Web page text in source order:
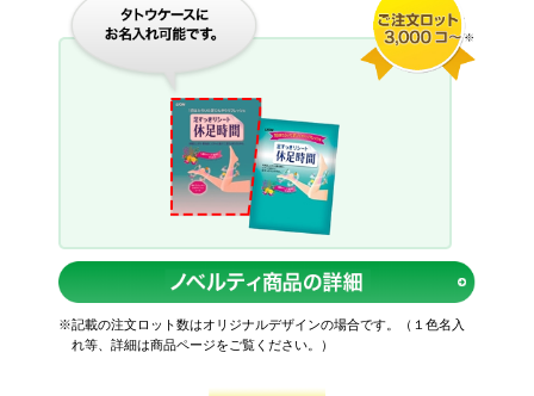
※記載の注文ロット数はオリジナルデザインの場合です。（１色名入
れ等、詳細は商品ページをご覧ください。）